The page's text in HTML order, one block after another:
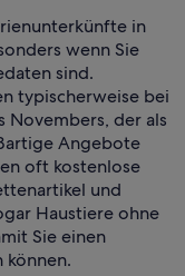
in
wenn Sie
sind.
typischerweise bei
Novembers, der als
Angebote
oft kostenlose
und
Haustiere ohne
Sie einen